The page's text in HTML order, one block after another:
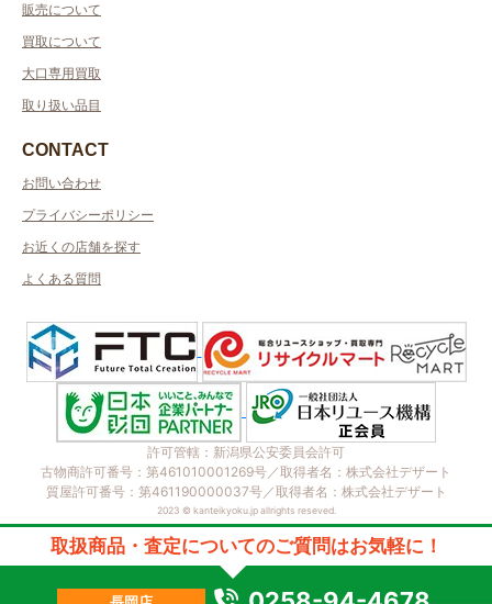
販売について
買取について
大口専用買取
取り扱い品目
CONTACT
お問い合わせ
プライバシーポリシー
お近くの店舗を探す
よくある質問
許可管轄：新潟県公安委員会許可
古物商許可番号：第461010001269号／取得者名：株式会社デザート
質屋許可番号：第461190000037号／取得者名：株式会社デザート
2023 © kanteikyoku.jp allrights reseved.
取扱商品・査定についてのご質問はお気軽に！